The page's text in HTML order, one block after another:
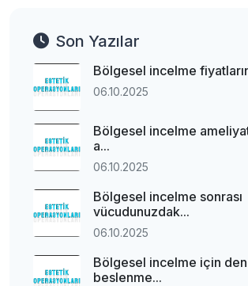
Son Yazılar
Bölgesel incelme
06.10.2025
Bölgesel incelme
a...
06.10.2025
Bölgesel incelme sonrası
vücudunuzdak...
06.10.2025
Bölgesel incelme için
beslenme...